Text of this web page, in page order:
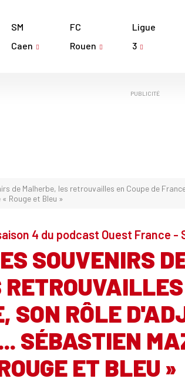
SM
Caen
FC
Rouen
Ligue
3
PUBLICITÉ
de Malherbe, les retrouvailles en Coupe de
Rouge et Bleu »
4 du podcast Ouest France -
SOUVENIRS
SON RÔLE
SÉBASTIEN
ET BLEU »